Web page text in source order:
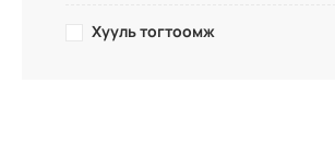
Хууль тогтоомж